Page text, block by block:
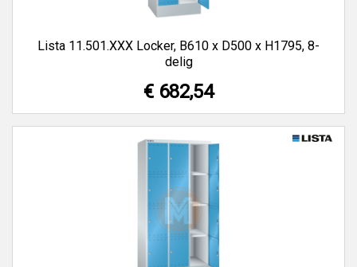
Lista 11.501.XXX Locker, B610 x D500 x H1795, 8-
delig
€ 682,54